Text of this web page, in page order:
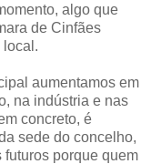
algo que
de Cinfães
local.
aumentamos em
na indústria e nas
concreto, é
sede do concelho,
futuros porque quem